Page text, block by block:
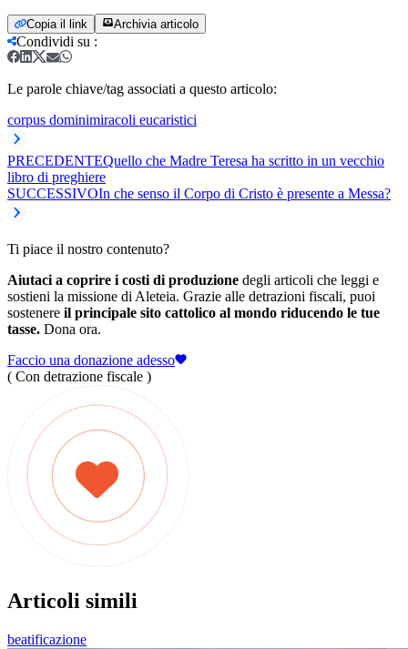
Copia il link Archivia articolo
Condividi su :
Le parole chiave/tag associati a questo articolo:
corpus dominimiracoli eucaristici
PRECEDENTEQuello che Madre Teresa ha scritto in un vecchio
libro di preghiere
SUCCESSIVOIn che senso il Corpo di Cristo è presente a Messa?
Ti piace il nostro contenuto?
Aiutaci a coprire i costi di produzione degli articoli che leggi e
sostieni la missione di Aleteia. Grazie alle detrazioni fiscali, puoi
sostenere il principale sito cattolico al mondo riducendo le tue
tasse. Dona ora.
Faccio una donazione adesso
( Con detrazione fiscale )
Articoli simili
beatificazione